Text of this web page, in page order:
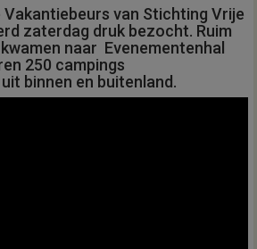
Vakantiebeurs van Stichting Vrije
zaterdag druk bezocht. Ruim
naar Evenementenhal
250 campings
binnen en buitenland.